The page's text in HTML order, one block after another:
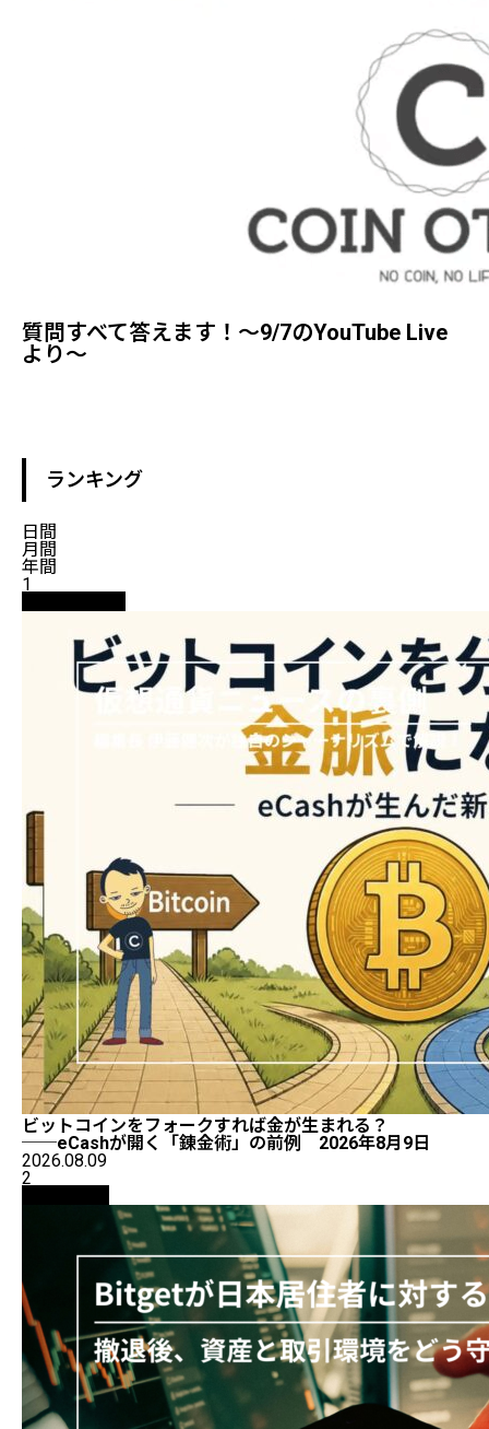
質問すべて答えます！〜9/7のYouTube Live
より〜
ランキング
日間
月間
年間
1
ビットコインをフォークすれば金が生まれる？
──eCashが開く「錬金術」の前例 2026年8月9日
2026.08.09
2